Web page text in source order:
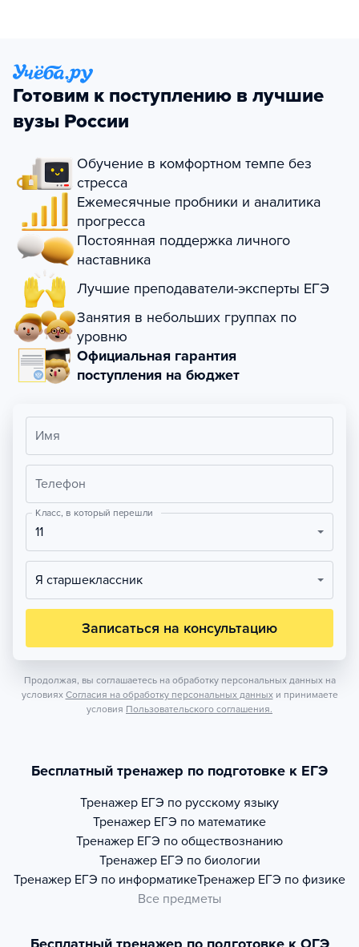
Готовим к поступлению в лучшие
вузы России
Обучение в комфортном темпе без
стресса
Ежемесячные пробники и аналитика
прогресса
Постоянная поддержка личного
наставника
Лучшие преподаватели-эксперты ЕГЭ
Занятия в небольших группах по
уровню
Официальная гарантия
поступления на бюджет
Имя
Телефон
Класс, в который перешли
11
Я старшеклассник
Записаться на консультацию
Продолжая, вы соглашаетесь на обработку персональных данных на
условиях Согласия на обработку персональных данных и принимаете
условия Пользовательского соглашения.
Бесплатный тренажер по подготовке к ЕГЭ
Тренажер ЕГЭ по русскому языку
Тренажер ЕГЭ по математике
Тренажер ЕГЭ по обществознанию
Тренажер ЕГЭ по биологии
Тренажер ЕГЭ по информатикеТренажер ЕГЭ по физике
Все предметы